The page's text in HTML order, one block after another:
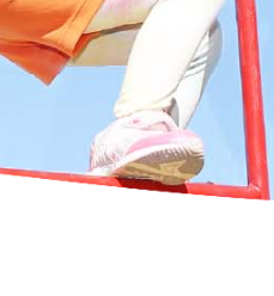
放
に
つ
い
て